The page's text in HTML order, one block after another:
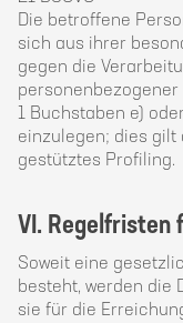
Die betroffene
sich aus ihrer
gegen die
personenbezogener
1 Buchstaben e)
einzulegen; dies gilt
gestütztes Profiling.
VI. Regelfristen
Soweit eine
besteht, werden die
sie für die